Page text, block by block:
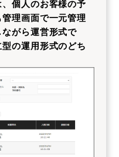
個人のお客様の予
理画面で一元管理
がら運営形式で
の運用形式のどち